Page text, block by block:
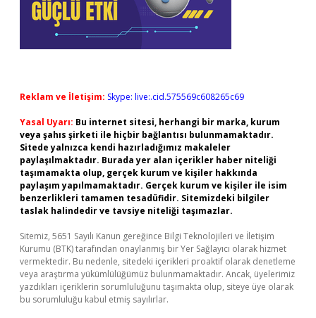
Reklam ve İletişim: Skype: live:.cid.575569c608265c69
Yasal Uyarı: Bu internet sitesi, herhangi bir marka, kurum
veya şahıs şirketi ile hiçbir bağlantısı bulunmamaktadır.
Sitede yalnızca kendi hazırladığımız makaleler
paylaşılmaktadır. Burada yer alan içerikler haber niteliği
taşımamakta olup, gerçek kurum ve kişiler hakkında
paylaşım yapılmamaktadır. Gerçek kurum ve kişiler ile isim
benzerlikleri tamamen tesadüfidir. Sitemizdeki bilgiler
taslak halindedir ve tavsiye niteliği taşımazlar.
Sitemiz, 5651 Sayılı Kanun gereğince Bilgi Teknolojileri ve İletişim
Kurumu (BTK) tarafından onaylanmış bir Yer Sağlayıcı olarak hizmet
vermektedir. Bu nedenle, sitedeki içerikleri proaktif olarak denetleme
veya araştırma yükümlülüğümüz bulunmamaktadır. Ancak, üyelerimiz
yazdıkları içeriklerin sorumluluğunu taşımakta olup, siteye üye olarak
bu sorumluluğu kabul etmiş sayılırlar.